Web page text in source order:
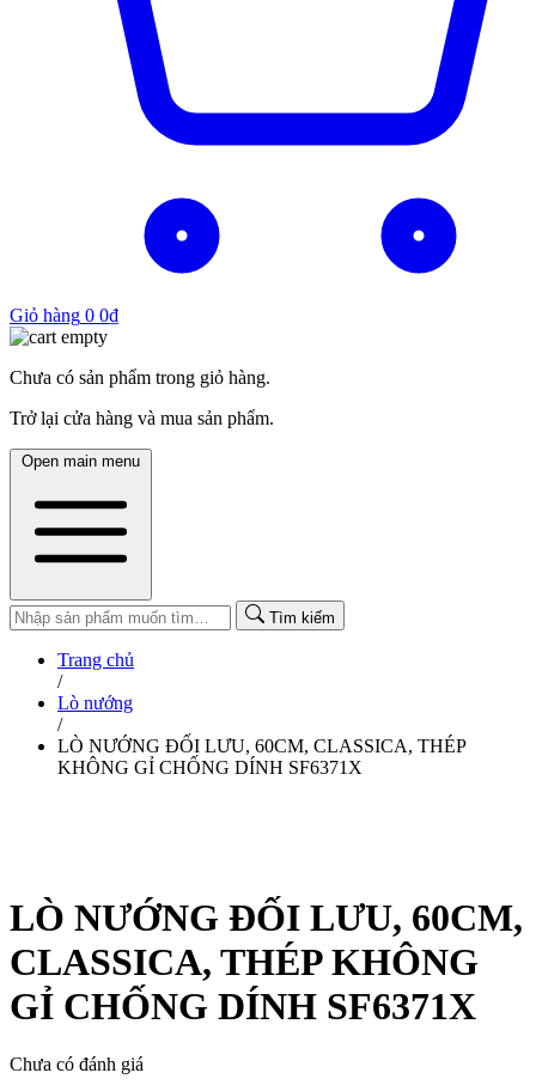
Giỏ hàng 0 0₫
Chưa có sản phẩm trong giỏ hàng.
Trở lại cửa hàng và mua sản phẩm.
Open main menu
Tìm kiếm
Trang chủ
/
Lò nướng
/
LÒ NƯỚNG ĐỐI LƯU, 60CM, CLASSICA, THÉP
KHÔNG GỈ CHỐNG DÍNH SF6371X
LÒ NƯỚNG ĐỐI LƯU, 60CM,
CLASSICA, THÉP KHÔNG
GỈ CHỐNG DÍNH SF6371X
Chưa có đánh giá